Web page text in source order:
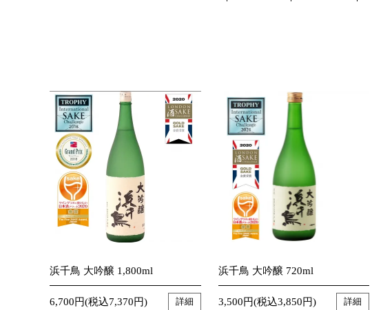
浜千鳥 大吟醸 1,800ml
6,700円(税込7,370円) 詳細
浜千鳥 大吟醸 720ml
3,500円(税込3,850円) 詳細